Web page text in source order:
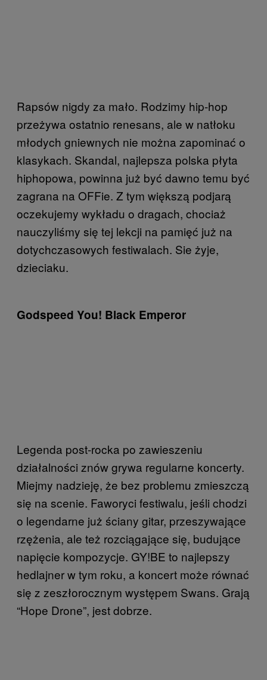
Rapsów nigdy za mało. Rodzimy hip-hop
przeżywa ostatnio renesans, ale w natłoku
młodych gniewnych nie można zapominać o
klasykach. Skandal, najlepsza polska płyta
hiphopowa, powinna już być dawno temu być
zagrana na OFFie. Z tym większą podjarą
oczekujemy wykładu o dragach, chociaż
nauczyliśmy się tej lekcji na pamięć już na
dotychczasowych festiwalach. Sie żyje,
dzieciaku.
Godspeed You! Black Emperor
Legenda post-rocka po zawieszeniu
działalności znów grywa regularne koncerty.
Miejmy nadzieję, że bez problemu zmieszczą
się na scenie. Faworyci festiwalu, jeśli chodzi
o legendarne już ściany gitar, przeszywające
rzężenia, ale też rozciągające się, budujące
napięcie kompozycje. GY!BE to najlepszy
hedlajner w tym roku, a koncert może równać
się z zeszłorocznym występem Swans. Grają
“Hope Drone”, jest dobrze.